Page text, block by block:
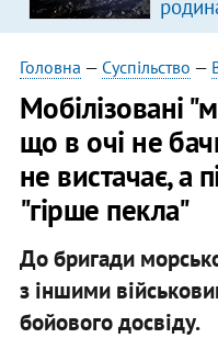
Головна — Суспільство —
Мобілізовані
що в очі не
не вистачає, а
"гірше пекла"
До бригади
з іншими
бойового досвіду.